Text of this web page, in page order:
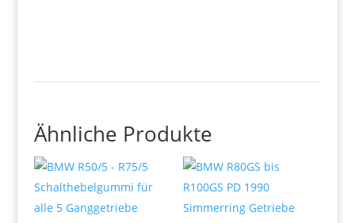
Ähnliche Produkte